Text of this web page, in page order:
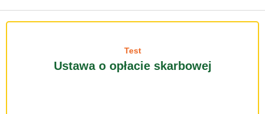
Test
Ustawa o opłacie skarbowej